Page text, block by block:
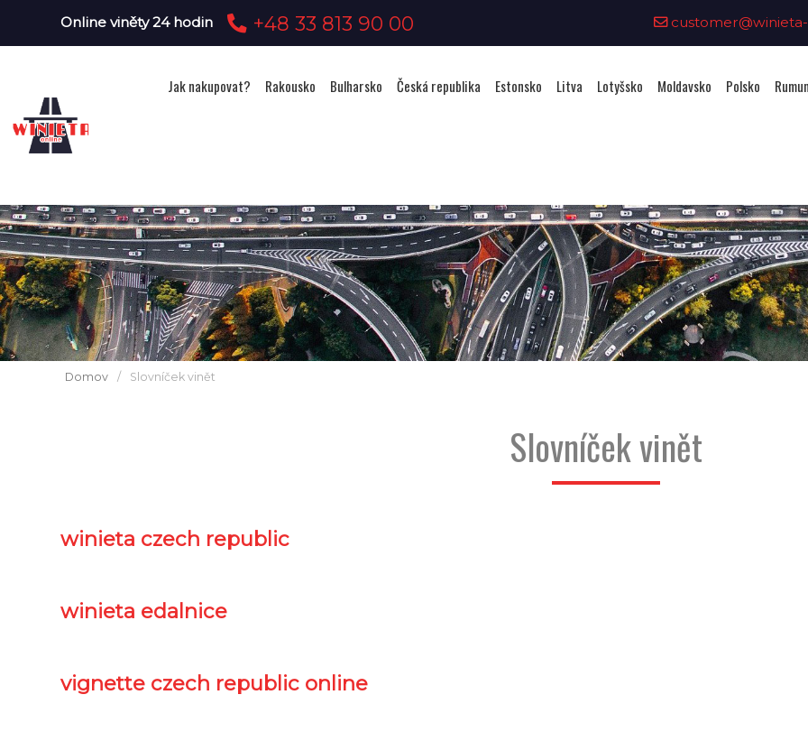
Online viněty 24 hodin +48 33 813 90 00
Jak nakupovat? Rakousko Bulharsko Česká republika Estonsko Litva Lotyšsko Moldavsko Polsko
Domov / Slovníček vinět
Slovníček vinět
winieta czech republic
winieta edalnice
vignette czech republic online